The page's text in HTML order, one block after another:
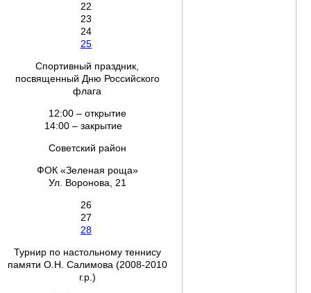
22
23
24
25
Спортивный праздник,
посвященный Дню Российского
флага
12:00 – открытие
14:00 – закрытие
Советский район
ФОК «Зеленая роща»
Ул. Воронова, 21
26
27
28
Турнир по настольному теннису
памяти О.Н. Салимова (2008-2010
г.р.)